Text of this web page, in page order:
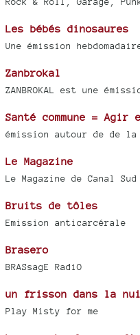
Les bébés dinosaures
Une émission
Zanbrokal
ZANBROKAL est une
Santé commune = Agir
émission autour de de la
Le Magazine
Le Magazine de Canal
Bruits de tôles
Emission anticarcérale
Brasero
BRASsagE RadiO
un frisson dans la
Play Misty for me